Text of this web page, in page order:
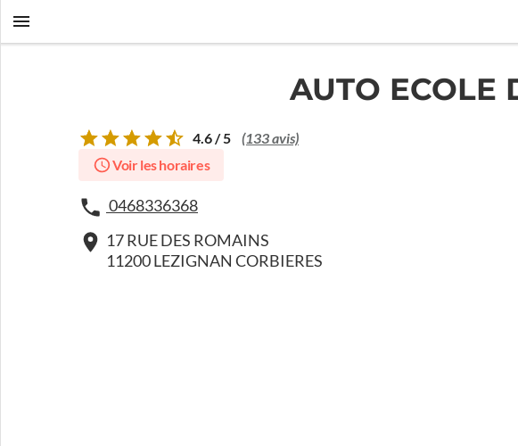
AUTO ECOLE
4.6 / 5 (133 avis)
Voir les horaires
0468336368
17 RUE DES ROMAINS
11200 LEZIGNAN CORBIERES